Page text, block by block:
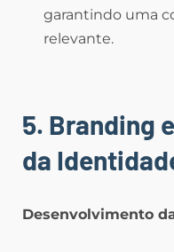
garantindo uma
relevante.
5. Branding
da
Desenvolvimento